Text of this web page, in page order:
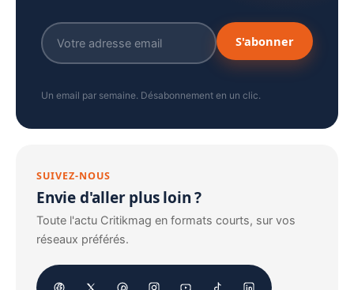
S'abonner
Un email par semaine. Désabonnement en un clic.
SUIVEZ-NOUS
Envie d'aller plus loin ?
Toute l'actu Critikmag en formats courts, sur vos
réseaux préférés.